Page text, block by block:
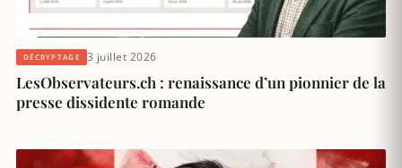
DÉCRYPTAGE 3 juillet 2026
LesObservateurs.ch : renaissance d’un pionnier de la
presse dissidente romande